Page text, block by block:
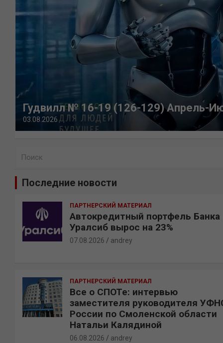
Гудвилл № 16-19 (126-129) Апрель-
03.08.2026
Последние новости
ПАРТНЕРСКИЙ МАТЕРИАЛ
Автокредитный портфель Банка
Уралсиб вырос на 23%
07.08.2026 andrey
ПАРТНЕРСКИЙ МАТЕРИАЛ
Все о СПОТе: интервью
заместителя руководителя
России по Смоленской области
Натальи Калядиной
06.08.2026 andrey